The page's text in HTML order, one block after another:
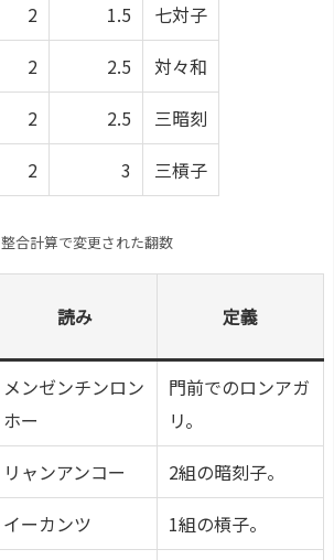
2
1.5
七対子
2
2.5
対々和
2
2.5
三暗刻
2
3 三槓子
整合計算で変更された翻数
読み 定義
メンゼンチンロン
ホー
門前でのロンアガ
リ。
リャンアンコー
2組の暗刻子。
イーカンツ 1組の槓子。